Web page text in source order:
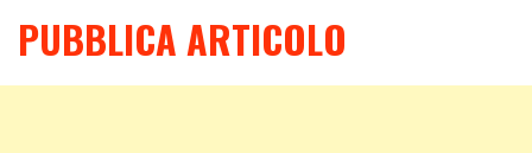
PUBBLICA ARTICOLO